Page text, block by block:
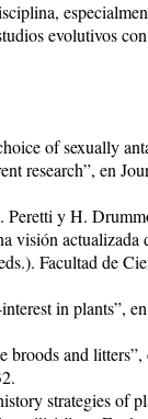
evolutivos
of sexually
research”, en
Peretti y H.
visión actualizada
Facultad de
in plants”,
broods and litters”,
strategies of